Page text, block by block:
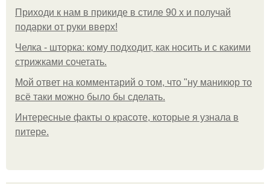
Приходи к нам в прикиде в стиле 90 х и получай
подарки от руки вверх!
Челка - шторка: кому подходит, как носить и с какими
стрижками сочетать.
Мой ответ на комментарий о том, что "ну маникюр то
всё таки можно было бы сделать.
Интересные факты о красоте, которые я узнала в
питере.